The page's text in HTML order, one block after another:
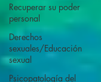
Recuperar su poder
personal
Derechos
sexuales/Educación
sexual
Psicopatología del